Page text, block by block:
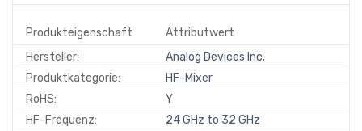
Produkteigenschaft
Attributwert
Hersteller:
Analog Devices Inc.
Produktkategorie:
HF-Mixer
RoHS:
Y
HF-Frequenz:
24 GHz to 32 GHz